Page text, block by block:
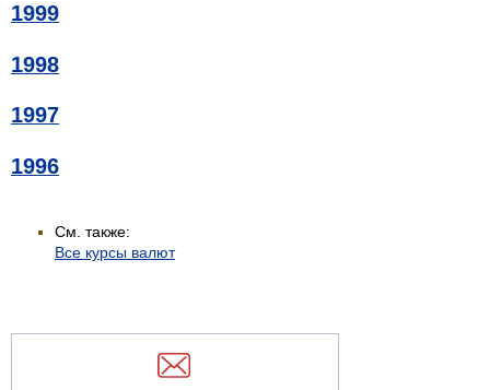
1999
1998
1997
1996
См. также:
Все курсы валют